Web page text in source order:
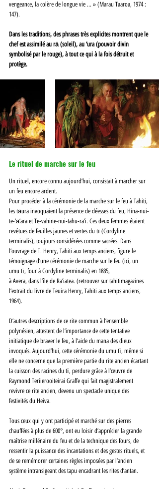
vengeance, la colère de longue vie ... » (Marau Taaroa, 1974 :
147).
Dans les traditions, des phrases très explicites montrent que le
chef est assimilé au rā (soleil), au ‘ura (pouvoir divin
symbolisé par le rouge), à tout ce qui à la fois détruit et
protège.
Le rituel de marche sur le feu
Un rituel, encore connu aujourd’hui, consistait à marcher sur
un feu encore ardent.
Pour procéder à la cérémonie de la marche sur le feu à Tahiti,
les tāura invoquaient la présence de déesses du feu, Hina-nui-
te-’ā’ara et Te-vahine-nui-tahu-ra’i. Ces deux femmes étaient
revêtues de feuilles jaunes et vertes du tī (Cordyline
terminalis), toujours considérées comme sacrées. Dans
l’ouvrage de T. Henry, Tahiti aux temps anciens, figure le
témoignage d’une cérémonie de marche sur le feu (ici, un
umu tī, four à Cordyline terminalis) en 1885,
à Avera, dans l’île de Ra’iatea. (retrouvez sur tahitimagazines
l’extrait du livre de Teuira Henry, Tahiti aux temps anciens,
1964).
D’autres descriptions de ce rite commun à l’ensemble
polynésien, attestent de l’importance de cette tentative
initiatique de braver le feu, à l’aide du mana des dieux
invoqués. Aujourd’hui, cette cérémonie du umu tī, même si
elle ne concerne que la première partie du rite ancien écartant
la cuisson des racines du tī, perdure grâce à l’œuvre de
Raymond Teriierooiteirai Graffe qui fait magistralement
revivre ce rite ancien, devenu un spectacle unique des
festivités du Heiva.
Tous ceux qui y ont participé et marché sur des pierres
chauffées à plus de 600°, ont eu loisir d’apprécier la grande
maîtrise millénaire du feu et de la technique des fours, de
ressentir la puissance des incantations et des gestes rituels, et
de se remémorer certaines règles imposées par l’ancien
système intransigeant des tapu encadrant les rites d’antan.